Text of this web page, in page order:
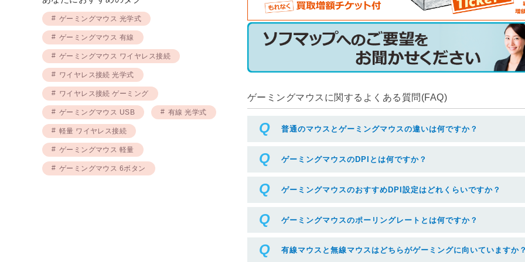
ゲーミングマウスに関するよくある質問(FAQ)
普通のマウスとゲーミングマウスの違いは何ですか？
ゲーミングマウスのDPIとは何ですか？
ゲーミングマウスのおすすめDPI設定はどれくらいですか？
ゲーミングマウスのポーリングレートとは何ですか？
有線マウスと無線マウスはどちらがゲーミングに向いていますか
ゲーミングマウス 光学式
ゲーミングマウス 有線
ゲーミングマウス ワイヤレス接続
ワイヤレス接続 光学式
ワイヤレス接続 ゲーミング
ゲーミングマウス USB 有線 光学式
軽量 ワイヤレス接続
ゲーミングマウス 軽量
ゲーミングマウス 6ボタン